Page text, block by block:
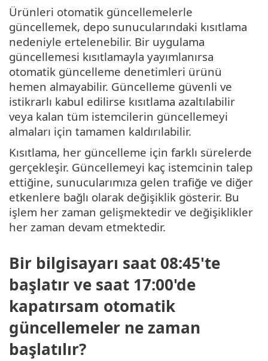
Ürünleri otomatik güncellemelerle
güncellemek, depo sunucularındaki kısıtlama
nedeniyle ertelenebilir. Bir uygulama
güncellemesi kısıtlamayla yayımlanırsa
otomatik güncelleme denetimleri ürünü
hemen almayabilir. Güncelleme güvenli ve
istikrarlı kabul edilirse kısıtlama azaltılabilir
veya kalan tüm istemcilerin güncellemeyi
almaları için tamamen kaldırılabilir.
Kısıtlama, her güncelleme için farklı sürelerde
gerçekleşir. Güncellemeyi kaç istemcinin talep
ettiğine, sunucularımıza gelen trafiğe ve diğer
etkenlere bağlı olarak değişiklik gösterir. Bu
işlem her zaman gelişmektedir ve değişiklikler
her zaman devam etmektedir.
Bir bilgisayarı saat 08:45'te
başlatır ve saat 17:00'de
kapatırsam otomatik
güncellemeler ne zaman
başlatılır?